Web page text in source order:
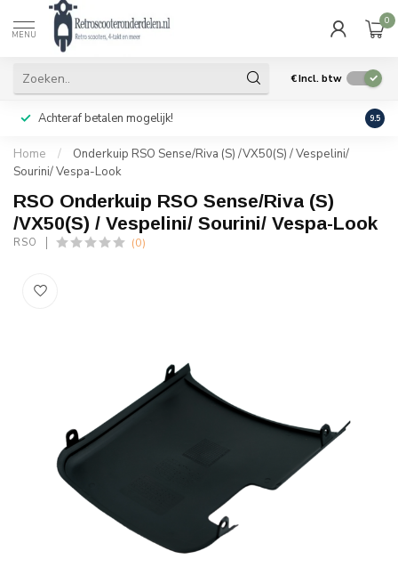
MENU
0
€Incl. btw
Achteraf betalen mogelijk! Geen
9.5
Home /
Onderkuip RSO Sense/Riva (S) /VX50(S) / Vespelini/
Sourini/ Vespa-Look
RSO Onderkuip RSO Sense/Riva (S)
/VX50(S) / Vespelini/ Sourini/ Vespa-Look
RSO (0)